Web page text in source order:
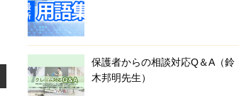
保護者からの相談対応Q＆A（鈴
木邦明先生）